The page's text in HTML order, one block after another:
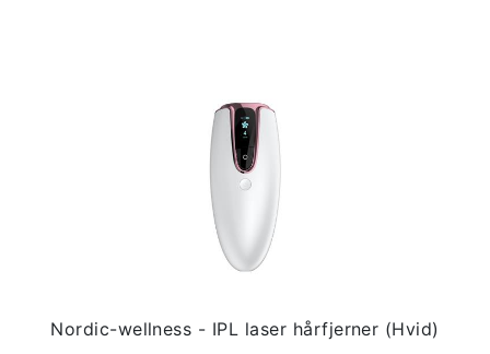
Nordic-wellness - IPL laser hårfjerner (Hvid)